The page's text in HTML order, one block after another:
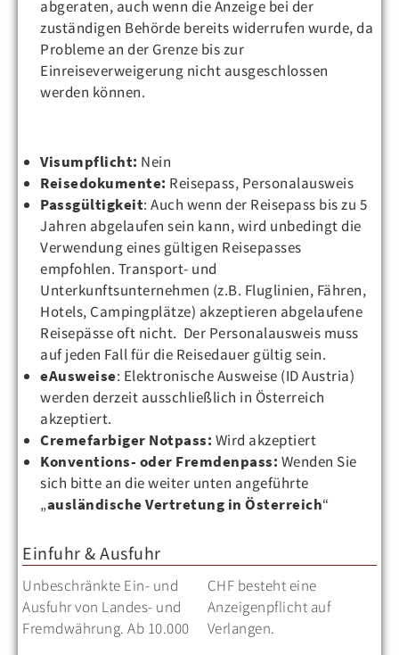
abgeraten, auch wenn die Anzeige bei der
zuständigen Behörde bereits widerrufen wurde, da
Probleme an der Grenze bis zur
Einreiseverweigerung nicht ausgeschlossen
werden können.
Visumpflicht: Nein
Reisedokumente: Reisepass, Personalausweis
Passgültigkeit: Auch wenn der Reisepass bis zu 5
Jahren abgelaufen sein kann, wird unbedingt die
Verwendung eines gültigen Reisepasses
empfohlen. Transport- und
Unterkunftsunternehmen (z.B. Fluglinien, Fähren,
Hotels, Campingplätze) akzeptieren abgelaufene
Reisepässe oft nicht. Der Personalausweis muss
auf jeden Fall für die Reisedauer gültig sein.
eAusweise: Elektronische Ausweise (ID Austria)
werden derzeit ausschließlich in Österreich
akzeptiert.
Cremefarbiger Notpass: Wird akzeptiert
Konventions- oder Fremdenpass: Wenden Sie
sich bitte an die weiter unten angeführte
„ausländische Vertretung in Österreich“
Einfuhr & Ausfuhr
Unbeschränkte Ein- und
Ausfuhr von Landes- und
Fremdwährung. Ab 10.000
CHF besteht eine
Anzeigenpflicht auf
Verlangen.